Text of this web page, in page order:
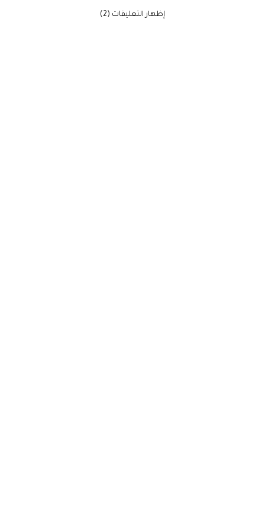
‫إظهار التعليقات (2)